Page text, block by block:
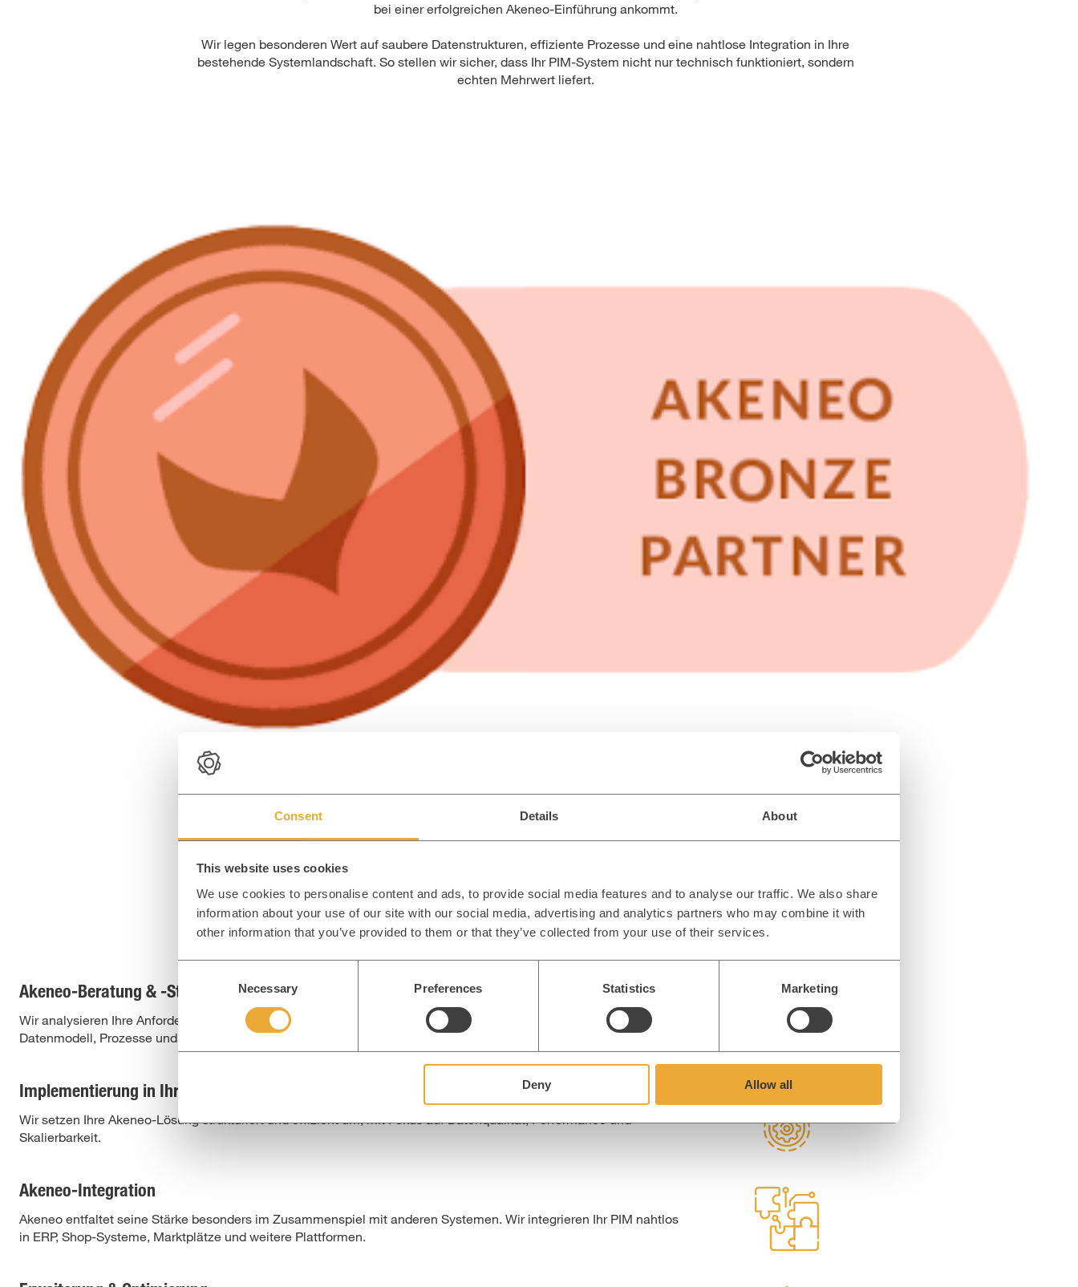
Consent Details About
This website uses cookies
We use cookies to personalise content and ads, to provide social media features and to analyse our traffic. We also share
information about your use of our site with our social media, advertising and analytics partners who may combine it with
other information that you’ve provided to them or that they’ve collected from your use of their services.
o
s
t
e
i
o
Necessary Preferences Statistics Marketing
Deny Allow all
bei einer erfolgreichen Akeneo-Einführung ankommt.
Wir legen besonderen Wert auf saubere Datenstrukturen, effiziente Prozesse und eine nahtlose Integration in Ihre
bestehende Systemlandschaft. So stellen wir sicher, dass Ihr PIM-System nicht nur technisch funktioniert, sondern
echten Mehrwert liefert.
Unsere Leistungen rund um
Die passende Software für IhrProduktdatenmanagementzu finden, ist ein wesentliches Kriterium für Ihren Erfolg im
E-Commerce. Sie richtig einzusetzen, entscheidet über das Maß des Erfolgs.
Akeneo-Beratung & -Strategie
Wir analysieren Ihre Anforderungen und entwickeln eine klare Strategie für den Einsatz von Akeneo – inklusive
Datenmodell, Prozesse und Integrationskonzept.
Implementierung in Ihr Ökosystem
Wir setzen Ihre Akeneo-Lösung strukturiert und effizient um, mit Fokus auf Datenqualität, Performance und
Skalierbarkeit.
Akeneo-Integration
Akeneo entfaltet seine Stärke besonders im Zusammenspiel mit anderen Systemen. Wir integrieren Ihr PIM nahtlos
in ERP, Shop-Systeme, Marktplätze und weitere Plattformen.